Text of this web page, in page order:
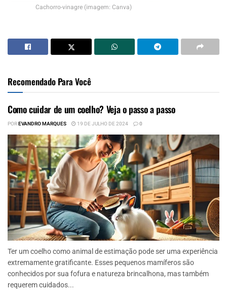
Cachorro-vinagre (imagem: Canva)
Recomendado Para Você
Como cuidar de um coelho? Veja o passo a passo
POREVANDRO MARQUES 19 DE JULHO DE 2024 0
Ter um coelho como animal de estimação pode ser uma experiência
extremamente gratificante. Esses pequenos mamíferos são
conhecidos por sua fofura e natureza brincalhona, mas também
requerem cuidados...